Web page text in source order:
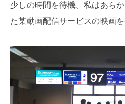
少しの時間を待機。私はあら
た某動画配信サービスの映画を